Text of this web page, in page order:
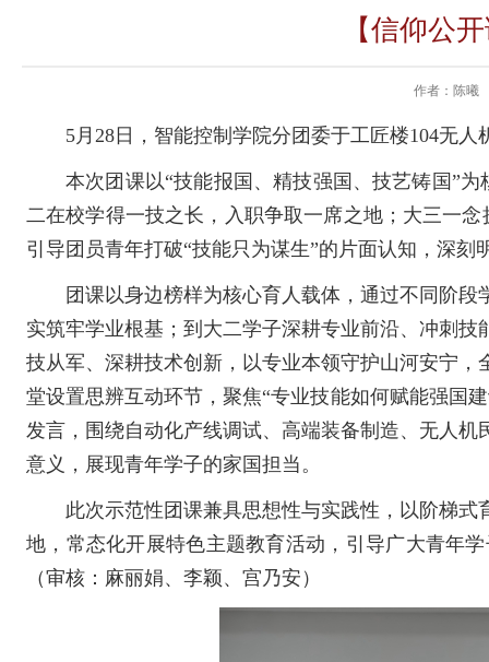
【信仰公
作者：陈曦
5月28日，智能控制学院分团委于工匠楼104无
本次团课以“技能报国、精技强国、技艺铸国”
二在校学得一技之长，入职争取一席之地；大三一
引导团员青年打破“技能只为谋生”的片面认知，深刻
团课以身边榜样为核心育人载体，通过不同阶
实筑牢学业根基；到大二学子深耕专业前沿、冲刺
技从军、深耕技术创新，以专业本领守护山河安宁
堂设置思辨互动环节，聚焦“专业技能如何赋能强国
发言，围绕自动化产线调试、高端装备制造、无人
意义，展现青年学子的家国担当。
此次示范性团课兼具思想性与实践性，以阶梯
地，常态化开展特色主题教育活动，引导广大青年
（审核：麻丽娟、李颖、宫乃安）